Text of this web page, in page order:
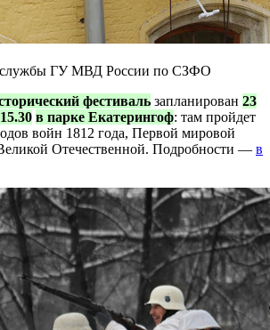
службы ГУ МВД России по СЗФО
фестиваль запланирован 23
в парке Екатерингоф: там пройдет
войн 1812 года, Первой мировой
Отечественной. Подробности — в